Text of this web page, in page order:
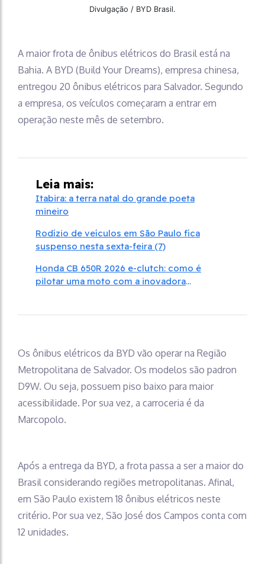
Divulgação / BYD Brasil.
A maior frota de ônibus elétricos do Brasil está na
Bahia. A BYD (Build Your Dreams), empresa chinesa,
entregou 20 ônibus elétricos para Salvador. Segundo
a empresa, os veículos começaram a entrar em
operação neste mês de setembro.
Leia mais:
Itabira: a terra natal do grande poeta
mineiro
Rodízio de veículos em São Paulo fica
suspenso nesta sexta-feira (7)
Honda CB 650R 2026 e-clutch: como é
pilotar uma moto com a inovadora
Os ônibus elétricos da BYD vão operar na Região
Metropolitana de Salvador. Os modelos são padron
D9W. Ou seja, possuem piso baixo para maior
acessibilidade. Por sua vez, a carroceria é da
Marcopolo.
Após a entrega da BYD, a frota passa a ser a maior do
Brasil considerando regiões metropolitanas. Afinal,
em São Paulo existem 18 ônibus elétricos neste
critério. Por sua vez, São José dos Campos conta com
12 unidades.